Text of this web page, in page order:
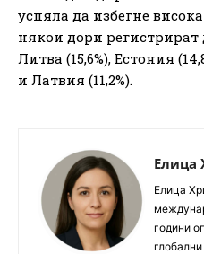
успяла да избегне
някои дори
Литва (15,6%), Естония
и Латвия (11,2%).
Елица
Елица
години